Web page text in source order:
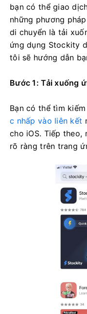
bạn có thể giao
những phương
di chuyển là tải
ứng dụng Stockity
tôi sẽ hướng dẫn
Bước 1: Tải xuống
Bạn có thể tìm kiếm
c nhấp vào liên kết
cho iOS. Tiếp theo,
rõ ràng trên trang